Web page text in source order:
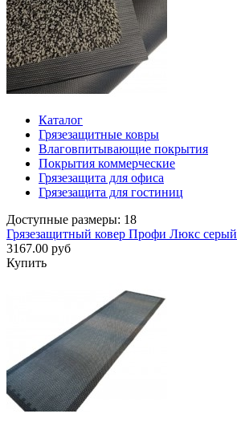
Каталог
Грязезащитные ковры
Влаговпитывающие покрытия
Покрытия коммерческие
Грязезащита для офиса
Грязезащита для гостиниц
Доступные размеры: 18
Грязезащитный ковер Профи Люкс серый
3167.00 руб
Купить